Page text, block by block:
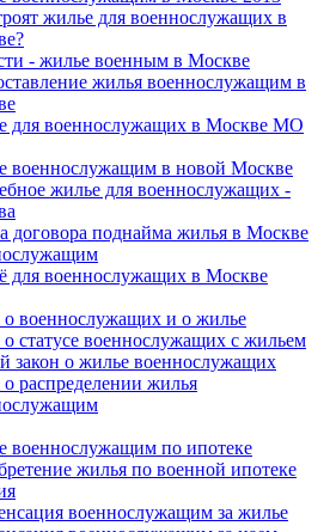
жилье для военнослужащих в
- жилье военным в Москве
жилья военнослужащим в
для военнослужащих в Москве МО
военнослужащим в новой Москве
жилье для военнослужащих -
договора поднайма жилья в Москве
для военнослужащих в Москве
о военнослужащих и о жилье
о статусе военнослужащих с жильем
закон о жилье военнослужащих
о распределении жилья
военнослужащим по ипотеке
жилья по военной ипотеке
военнослужащим за жилье